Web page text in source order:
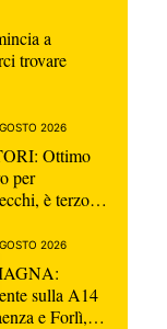
a
trovare
2026
Ottimo
per
è terzo
2026
sulla A14
e Forlì,